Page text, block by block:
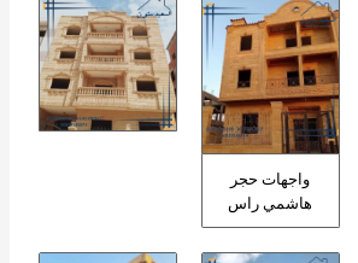
واجهات حجر
هاشمي راس